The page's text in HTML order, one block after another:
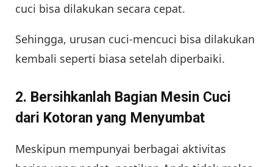
cuci bisa dilakukan secara cepat.
Sehingga, urusan cuci-mencuci bisa dilakukan
kembali seperti biasa setelah diperbaiki.
2. Bersihkanlah Bagian Mesin Cuci
dari Kotoran yang Menyumbat
Meskipun mempunyai berbagai aktivitas